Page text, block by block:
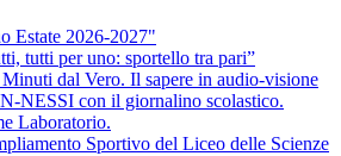
Estate 2026-2027"
tutti per uno: sportello tra pari”
dal Vero. Il sapere in audio-visione
NESSI con il giornalino scolastico.
Laboratorio.
Sportivo del Liceo delle Scienze